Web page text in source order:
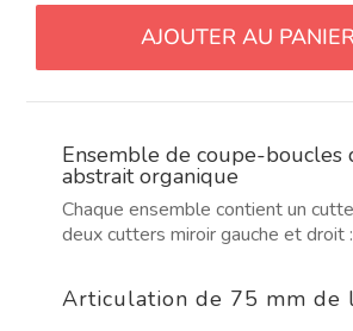
de
para
AJOUTER AU PANIER
Ensemble de coupe-boucles
abstrait organique
Chaque ensemble contient un
deux cutters miroir gauche et droit :
Articulation de 75 mm de